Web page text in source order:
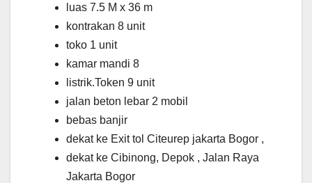
luas 7.5 M x 36 m
kontrakan 8 unit
toko 1 unit
kamar mandi 8
listrik.Token 9 unit
jalan beton lebar 2 mobil
bebas banjir
dekat ke Exit tol Citeurep jakarta Bogor ,
dekat ke Cibinong, Depok , Jalan Raya
Jakarta Bogor